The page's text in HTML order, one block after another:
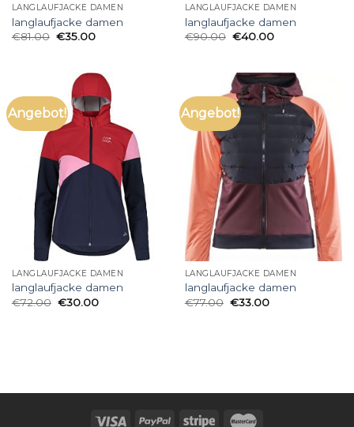
LANGLAUFJACKE DAMEN
langlaufjacke damen
€81.00 €35.00
LANGLAUFJACKE DAMEN
langlaufjacke damen
€90.00 €40.00
Angebot!
LANGLAUFJACKE DAMEN
langlaufjacke damen
€72.00 €30.00
Angebot!
LANGLAUFJACKE DAMEN
langlaufjacke damen
€77.00 €33.00